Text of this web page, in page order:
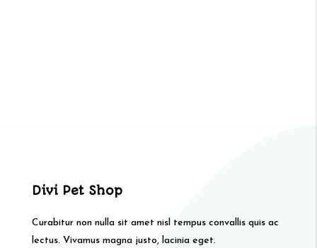
Divi Pet Shop
Curabitur non nulla sit amet nisl tempus convallis quis ac
lectus. Vivamus magna justo, lacinia eget.